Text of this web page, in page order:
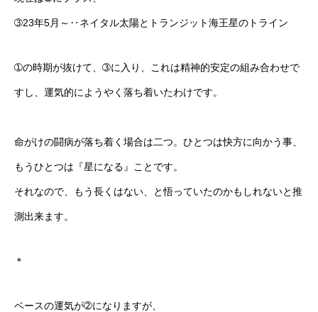
➂23年5月～‥ネイタル太陽とトランジット海王星のトライン
➀の時期が抜けて、➂に入り、これは精神的安定の組み合わせで
すし、運気的にようやく落ち着いたわけです。
命がけの闘病が落ち着く場合は二つ。ひとつは快方に向かう事、
もうひとつは『星になる』ことです。
それなので、もう長くはない、と悟っていたのかもしれないと推
測出来ます。
＊
ベースの運気が➁になりますが、